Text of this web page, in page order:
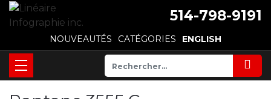
514-798-9191
NOUVEAUTÉS CATÉGORIES ENGLISH